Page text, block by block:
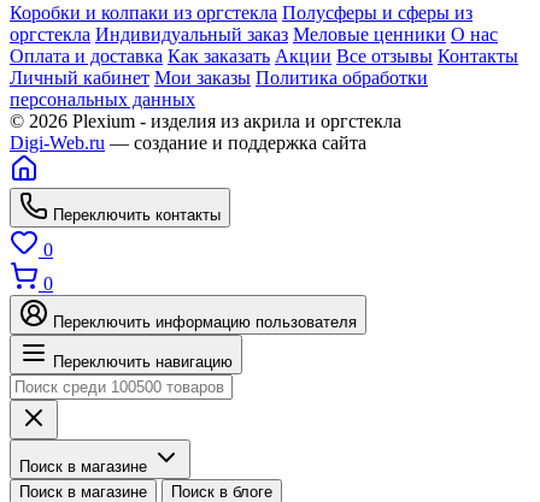
Коробки и колпаки из оргстекла Полусферы и сферы из
оргстекла Индивидуальный заказ Меловые ценники О нас
Оплата и доставка Как заказать Акции Все отзывы Контакты
Личный кабинет Мои заказы Политика обработки
персональных данных
© 2026 Plexium - изделия из акрила и оргстекла
Digi-Web.ru — создание и поддержка сайта
Переключить контакты
0
0
Переключить информацию пользователя
Переключить навигацию
Поиск в магазине
Поиск в магазине
Поиск в блоге